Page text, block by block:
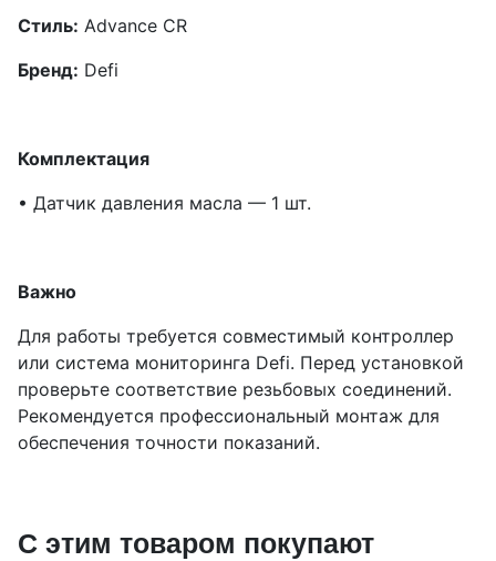
Стиль: Advance CR
Бренд: Defi
Комплектация
• Датчик давления масла — 1 шт.
Важно
Для работы требуется совместимый контроллер
или система мониторинга Defi. Перед установкой
проверьте соответствие резьбовых соединений.
Рекомендуется профессиональный монтаж для
обеспечения точности показаний.
С этим товаром покупают